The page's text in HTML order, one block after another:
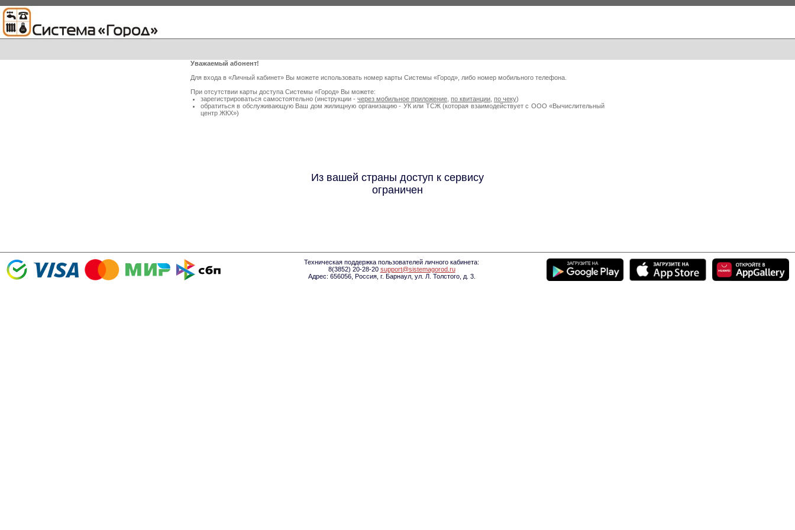
Уважаемый абонент!
Для входа в «Личный кабинет» Вы можете использовать номер карты Системы «Город», либо номер мобильного телефона.
При отсутствии карты доступа Системы «Город» Вы можете:
зарегистрироваться самостоятельно (инструкции - через мобильное приложение по квитанции по чеку)
обратиться в обслуживающую Ваш дом жилищную организацию - УК или ТСЖ (которая взаимодействует с ООО «Вычислительный
центр ЖКХ»)
Из вашей страны доступ к сервису
ограничен
Техническая поддержка пользователей личного кабинета:
8(3852) 20-28-20 support@sistemagorod.ru
Адрес: 656056, Россия, г. Барнаул, ул. Л. Толстого, д. 3.